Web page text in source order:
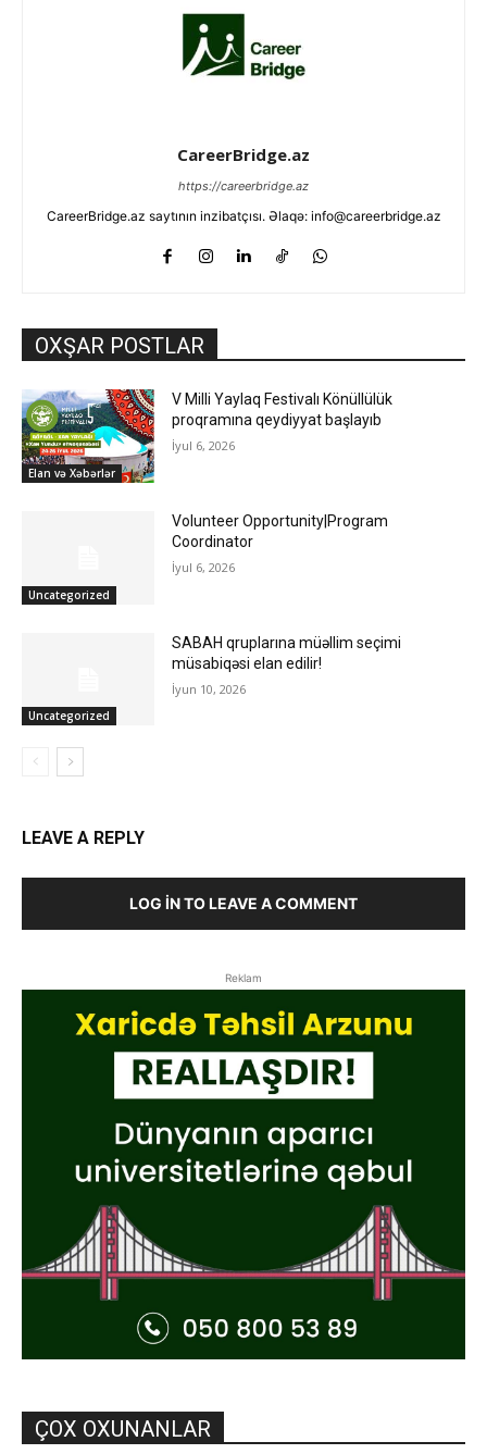
CareerBridge.az
https://careerbridge.az
CareerBridge.az saytının inzibatçısı. Əlaqə: info@careerbridge.az
OXŞAR POSTLAR
Elan və Xəbərlər
V Milli Yaylaq Festivalı Könüllülük
proqramına qeydiyyat başlayıb
İyul 6, 2026
Uncategorized
Volunteer Opportunity|Program
Coordinator
İyul 6, 2026
Uncategorized
SABAH qruplarına müəllim seçimi
müsabiqəsi elan edilir!
İyun 10, 2026
LEAVE A REPLY
LOG IN TO LEAVE A COMMENT
Reklam
ÇOX OXUNANLAR